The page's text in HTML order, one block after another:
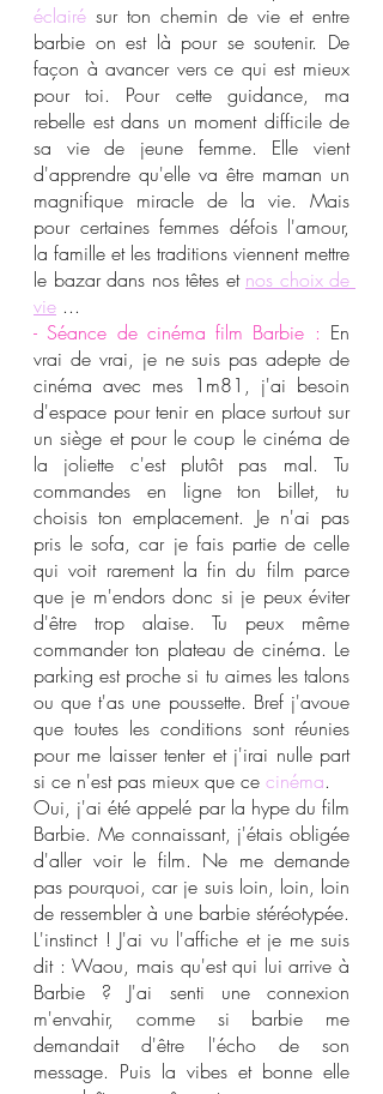
éclairé sur ton chemin de vie et entre
barbie on est là pour se soutenir. De
façon à avancer vers ce qui est mieux
pour toi. Pour cette guidance, ma
rebelle est dans un moment difficile de
sa vie de jeune femme. Elle vient
d'apprendre qu'elle va être maman un
magnifique miracle de la vie. Mais
pour certaines femmes défois l'amour,
la famille et les traditions viennent mettre
le bazar dans nos têtes et nos choix de
vie ...
- Séance de cinéma film Barbie : En
vrai de vrai, je ne suis pas adepte de
cinéma avec mes 1m81, j'ai besoin
d'espace pour tenir en place surtout sur
un siège et pour le coup le cinéma de
la joliette c'est plutôt pas mal. Tu
commandes en ligne ton billet, tu
choisis ton emplacement. Je n'ai pas
pris le sofa, car je fais partie de celle
qui voit rarement la fin du film parce
que je m'endors donc si je peux éviter
d'être trop alaise. Tu peux même
commander ton plateau de cinéma. Le
parking est proche si tu aimes les talons
ou que t'as une poussette. Bref j'avoue
que toutes les conditions sont réunies
pour me laisser tenter et j'irai nulle part
si ce n'est pas mieux que ce cinéma.
Oui, j'ai été appelé par la hype du film
Barbie. Me connaissant, j'étais obligée
d'aller voir le film. Ne me demande
pas pourquoi, car je suis loin, loin, loin
de ressembler à une barbie stéréotypée.
L'instinct ! J'ai vu l'affiche et je me suis
dit : Waou, mais qu'est qui lui arrive à
Barbie ? J'ai senti une connexion
m'envahir, comme si barbie me
demandait d'être l'écho de son
message. Puis la vibes et bonne elle